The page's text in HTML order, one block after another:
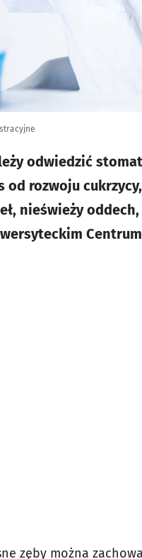
odwiedzić
od rozwoju
nieświeży
zęby można